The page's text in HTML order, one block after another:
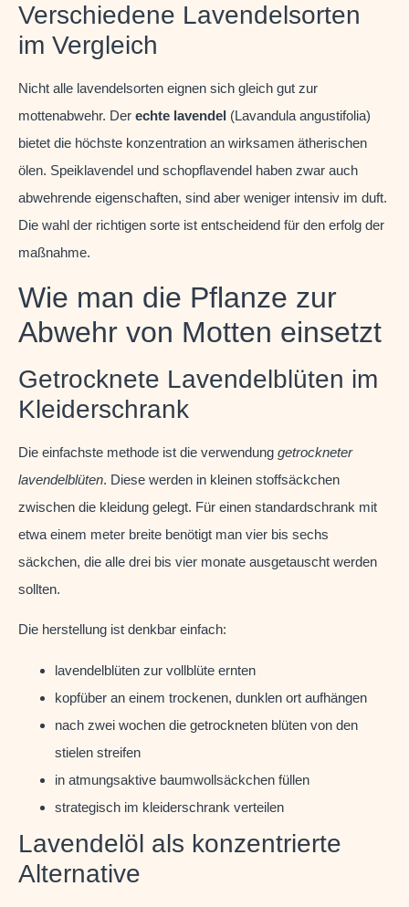
Verschiedene Lavendelsorten
im Vergleich
Nicht alle lavendelsorten eignen sich gleich gut zur
mottenabwehr. Der echte lavendel (Lavandula angustifolia)
bietet die höchste konzentration an wirksamen ätherischen
ölen. Speiklavendel und schopflavendel haben zwar auch
abwehrende eigenschaften, sind aber weniger intensiv im duft.
Die wahl der richtigen sorte ist entscheidend für den erfolg der
maßnahme.
Wie man die Pflanze zur
Abwehr von Motten einsetzt
Getrocknete Lavendelblüten im
Kleiderschrank
Die einfachste methode ist die verwendung getrockneter
lavendelblüten. Diese werden in kleinen stoffsäckchen
zwischen die kleidung gelegt. Für einen standardschrank mit
etwa einem meter breite benötigt man vier bis sechs
säckchen, die alle drei bis vier monate ausgetauscht werden
sollten.
Die herstellung ist denkbar einfach:
lavendelblüten zur vollblüte ernten
kopfüber an einem trockenen, dunklen ort aufhängen
nach zwei wochen die getrockneten blüten von den
stielen streifen
in atmungsaktive baumwollsäckchen füllen
strategisch im kleiderschrank verteilen
Lavendelöl als konzentrierte
Alternative